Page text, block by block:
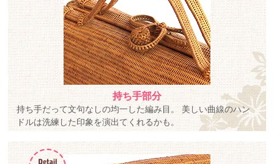
持ち手部分
持ち手だって文句なしの均一した編み目。 美しい曲線のハン
ドルは洗練した印象を演出てくれるかも。